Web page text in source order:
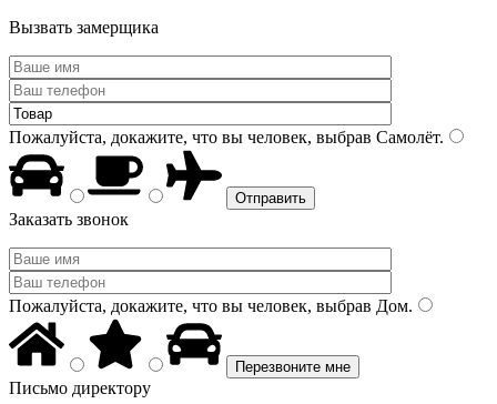
Вызвать замерщика
Пожалуйста, докажите, что вы человек, выбрав Самолёт.
Заказать звонок
Пожалуйста, докажите, что вы человек, выбрав Дом.
Письмо директору